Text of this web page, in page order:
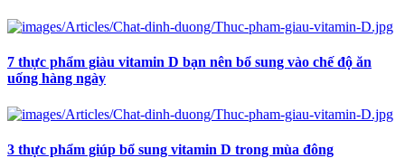
7 thực phẩm giàu vitamin D bạn nên bổ sung vào chế độ ăn
uống hàng ngày
3 thực phẩm giúp bổ sung vitamin D trong mùa đông